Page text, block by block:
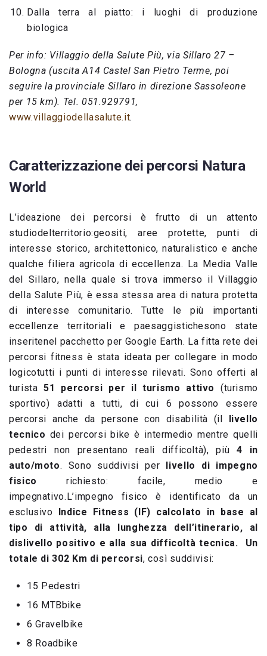
Dalla terra al piatto: i luoghi di produzione
biologica
Per info: Villaggio della Salute Più, via Sillaro 27 –
Bologna (uscita A14 Castel San Pietro Terme, poi
seguire la provinciale Sillaro in direzione Sassoleone
per 15 km). Tel. 051.929791,
www.villaggiodellasalute.it.
Caratterizzazione dei percorsi Natura
World
L’ideazione dei percorsi è frutto di un attento
studiodelterritorio:geositi, aree protette, punti di
interesse storico, architettonico, naturalistico e anche
qualche filiera agricola di eccellenza. La Media Valle
del Sillaro, nella quale si trova immerso il Villaggio
della Salute Più, è essa stessa area di natura protetta
di interesse comunitario. Tutte le più importanti
eccellenze territoriali e paesaggistichesono state
inseritenel pacchetto per Google Earth. La fitta rete dei
percorsi fitness è stata ideata per collegare in modo
logicotutti i punti di interesse rilevati. Sono offerti al
turista51 percorsi per il turismo attivo (turismo
sportivo) adatti a tutti, di cui 6 possono essere
percorsi anche da persone con disabilità (il
livello
tecnico dei percorsi bike è intermedio mentre quelli
pedestri non presentano reali difficoltà), più4 in
auto/moto. Sono suddivisi per
livello di impegno
fisico richiesto: facile, medio e
impegnativo.L’impegno fisico è identificato da un
esclusivo
Indice Fitness (IF) calcolato in base al
tipo di attività, alla lunghezza dell’itinerario, al
dislivello positivo e alla sua difficoltà tecnica. Un
totale di 302 Km di percorsi, così suddivisi:
15 Pedestri
16 MTBbike
6 Gravelbike
8 Roadbike